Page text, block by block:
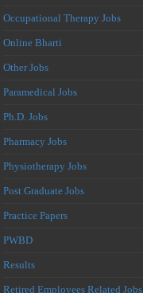
Occupational Therapy Jobs
Online Bharti
Other Jobs
Paramedical Jobs
Ph.D. Jobs
Pharmacy Jobs
Physiotherapy Jobs
Post Graduate Jobs
Practice Papers
PWBD
Results
Retired Employees Related Jobs